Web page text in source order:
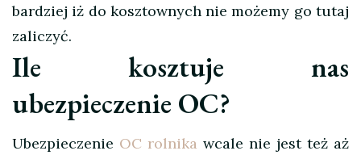
bardziej iż do kosztownych nie możemy go tutaj
zaliczyć.
Ile kosztuje nas
ubezpieczenie OC?
Ubezpieczenie OC rolnika wcale nie jest też aż